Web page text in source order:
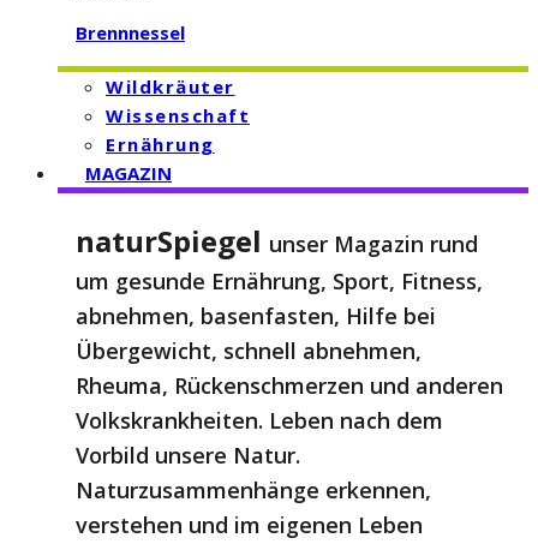
Brennnessel
Wildkräuter
Wissenschaft
Ernährung
MAGAZIN
naturSpiegel unser Magazin rund
um gesunde Ernährung, Sport, Fitness,
abnehmen, basenfasten, Hilfe bei
Übergewicht, schnell abnehmen,
Rheuma, Rückenschmerzen und anderen
Volkskrankheiten. Leben nach dem
Vorbild unsere Natur.
Naturzusammenhänge erkennen,
verstehen und im eigenen Leben